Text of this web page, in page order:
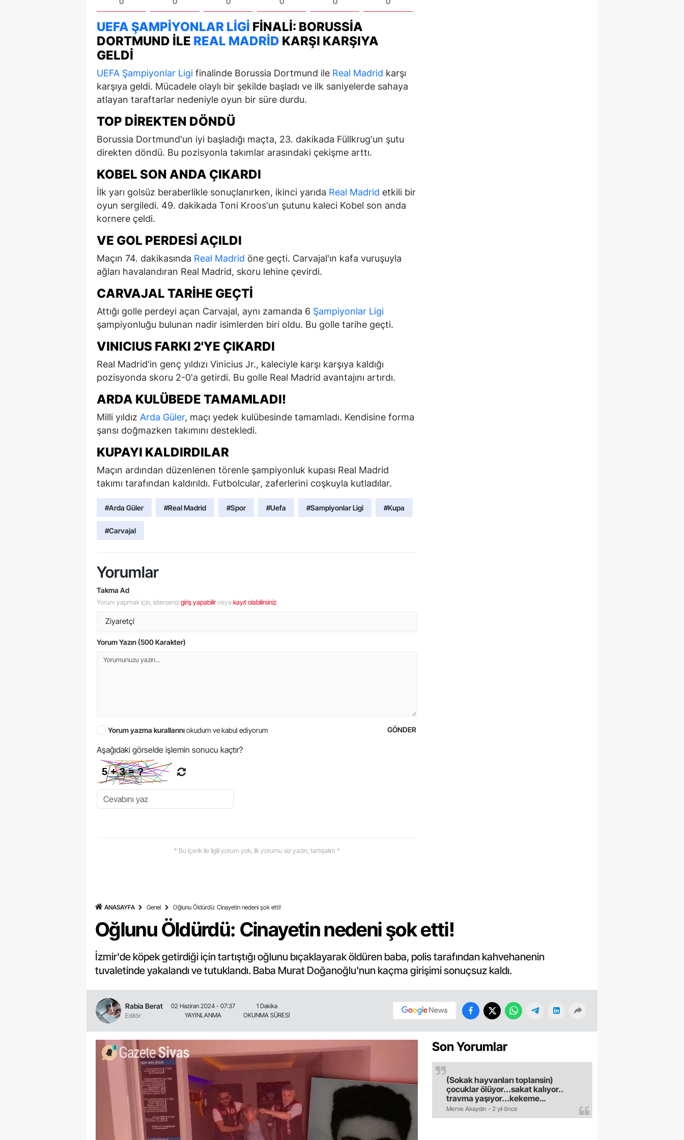
UEFA ŞAMPIYONLAR LIGI FINALI: BORUSSIA
DORTMUND ILE REAL MADRID KARŞI KARŞIYA
GELDI
UEFA Şampiyonlar Ligi finalinde Borussia Dortmund ile Real Madrid karşı
karşıya geldi. Mücadele olaylı bir şekilde başladı ve ilk saniyelerde sahaya
atlayan taraftarlar nedeniyle oyun bir süre durdu.
TOP DİREKTEN DÖNDÜ
Borussia Dortmund'un iyi başladığı maçta, 23. dakikada Füllkrug'un şutu
direkten döndü. Bu pozisyonla takımlar arasındaki çekişme arttı.
KOBEL SON ANDA ÇIKARDI
İlk yarı golsüz beraberlikle sonuçlanırken, ikinci yarıda Real Madrid etkili bir
oyun sergiledi. 49. dakikada Toni Kroos'un şutunu kaleci Kobel son anda
kornere çeldi.
VE GOL PERDESİ AÇILDI
Maçın 74. dakikasında Real Madrid öne geçti. Carvajal'ın kafa vuruşuyla
ağları havalandıran Real Madrid, skoru lehine çevirdi.
CARVAJAL TARİHE GEÇTİ
Attığı golle perdeyi açan Carvajal, aynı zamanda 6 Şampiyonlar Ligi
şampiyonluğu bulunan nadir isimlerden biri oldu. Bu golle tarihe geçti.
VINICIUS FARKI 2'YE ÇIKARDI
Real Madrid'in genç yıldızı Vinicius Jr., kaleciyle karşı karşıya kaldığı
pozisyonda skoru 2-0'a getirdi. Bu golle Real Madrid avantajını artırdı.
ARDA KULÜBEDE TAMAMLADI!
Milli yıldız Arda Güler, maçı yedek kulübesinde tamamladı. Kendisine forma
şansı doğmazken takımını destekledi.
KUPAYI KALDIRDILAR
Maçın ardından düzenlenen törenle şampiyonluk kupası Real Madrid
takımı tarafından kaldırıldı. Futbolcular, zaferlerini coşkuyla kutladılar.
#Arda Güler #Real Madrid #Spor #Uefa #Sampiyonlar Ligi #Kupa
#Carvajal
Yorumlar
Takma Ad
Yorum yapmak için, istersenizgiriş yapabilirveya kayıt olabilirsiniz.
Yorum Yazın (500 Karakter)
GÖNDER
Yorum yazma kurallarınıokudum ve kabul ediyorum
Aşağıdaki görselde işlemin sonucu kaçtır?
* Bu içerik ile ilgili yorum yok, ilk yorumu siz yazın, tartışalım *
ANASAYFA Genel Oğlunu Öldürdü: Cinayetin nedeni şok etti!
Oğlunu Öldürdü: Cinayetin nedeni şok etti!
İzmir'de köpek getirdiği için tartıştığı oğlunu bıçaklayarak öldüren baba, polis tarafından kahvehanenin
tuvaletinde yakalandı ve tutuklandı. Baba Murat Doğanoğlu'nun kaçma girişimi sonuçsuz kaldı.
Rabia Berat
Editör
02 Haziran 2024 - 07:37
YAYINLANMA
1 Dakika
OKUNMA SÜRESİ
Son Yorumlar
Merve Akaydın - 2 yıl önce
(Sokak hayvanları toplansin)
çocuklar ölüyor...sakat kalıyor..
travma yaşıyor...kekeme
oluyor..gece sokağa çikilmiyor..dışkı
ile hastalık saciyorlar.araba ve taksi